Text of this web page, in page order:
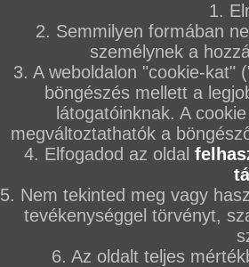
1.
2. Semmilyen formában
személynek a
3. A weboldalon "cookie-kat"
böngészés mellett a
látogatóinknak. A
megváltoztathatók a
4. Elfogadod az oldal
5. Nem tekinted meg vagy
tevékenységgel törvényt,
6. Az oldalt teljes